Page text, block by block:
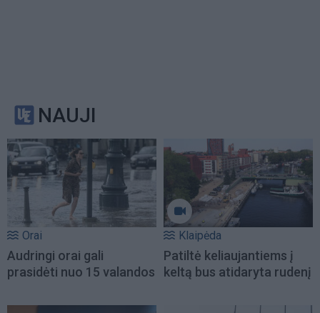
NAUJI
Orai
Audringi orai gali
prasidėti nuo 15 valandos
Klaipėda
Patiltė keliaujantiems į
keltą bus atidaryta rudenį